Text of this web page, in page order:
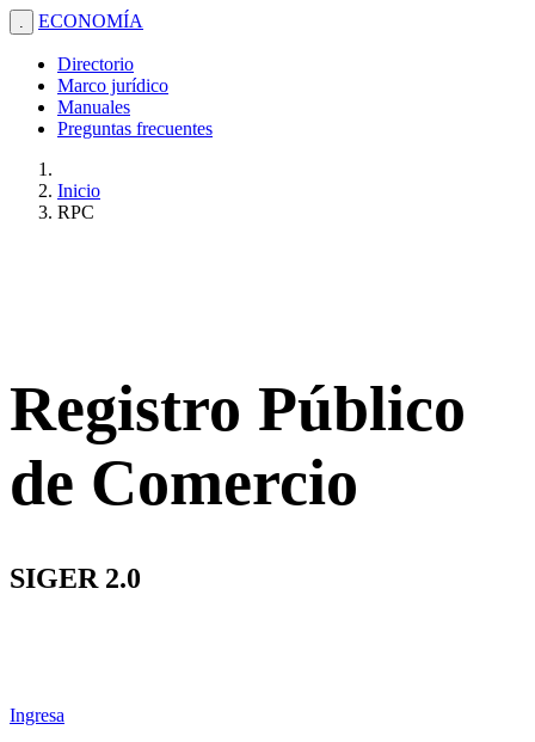
. ECONOMÍA
Directorio
Marco jurídico
Manuales
Preguntas frecuentes
Inicio
RPC
Registro Público
de Comercio
SIGER 2.0
Ingresa